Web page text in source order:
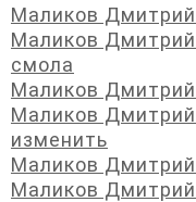
Маликов
Маликов
смола
Маликов
Маликов
изменить
Маликов
Маликов